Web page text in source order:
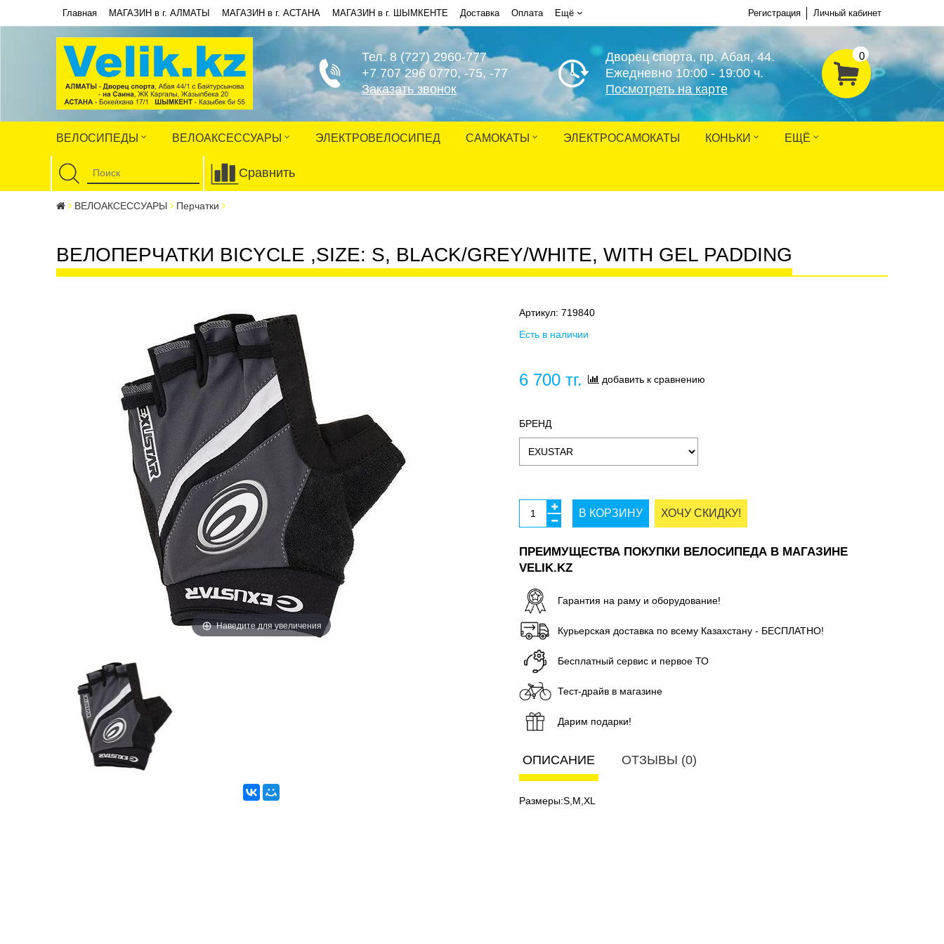
Главная МАГАЗИН в г. АЛМАТЫ МАГАЗИН в г. АСТАНА МАГАЗИН в г. ШЫМКЕНТЕ Доставка Оплата Ещё Регистрация Личный кабинет
Тел. 8 (727) 2960-777
+7 707 296 0770, -75, -77
Заказать звонок
Дворец спорта, пр. Абая, 44.
Ежедневно 10:00 - 19:00 ч.
Посмотреть на карте
0
ВЕЛОСИПЕДЫ ВЕЛОАКСЕССУАРЫ ЭЛЕКТРОВЕЛОСИПЕД САМОКАТЫ ЭЛЕКТРОСАМОКАТЫ КОНЬКИ ЕЩЁ
Сравнить
ВЕЛОАКСЕССУАРЫ Перчатки
ВЕЛОПЕРЧАТКИ BICYCLE ,SIZE: S, BLACK/GREY/WHITE, WITH GEL PADDING
Наведите для увеличения
Артикул:719840
Есть в наличии
6 700 тг. добавить к сравнению
БРЕНД
В КОРЗИНУ ХОЧУ СКИДКУ!
ПРЕИМУЩЕСТВА ПОКУПКИ ВЕЛОСИПЕДА В МАГАЗИНЕ
VELIK.KZ
Гарантия на раму и оборудование!
Курьерская доставка по всему Казахстану - БЕСПЛАТНО!
Бесплатный сервис и первое ТО
Тест-драйв в магазине
Дарим подарки!
ОПИСАНИЕ ОТЗЫВЫ (0)
Размеры:S,M,XL